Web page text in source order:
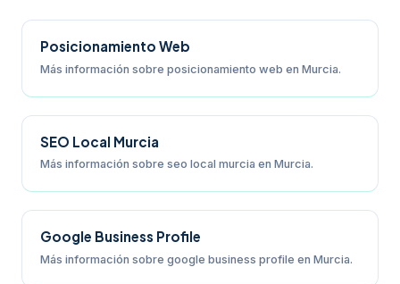
Posicionamiento Web
Más información sobre posicionamiento web en Murcia.
SEO Local Murcia
Más información sobre seo local murcia en Murcia.
Google Business Profile
Más información sobre google business profile en Murcia.